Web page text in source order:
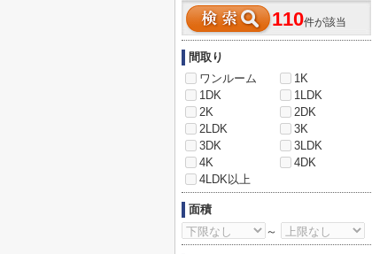
110件が該当
間取り
ワンルーム
1K
1DK
1LDK
2K
2DK
2LDK
3K
3DK
3LDK
4K
4DK
4LDK以上
面積
～